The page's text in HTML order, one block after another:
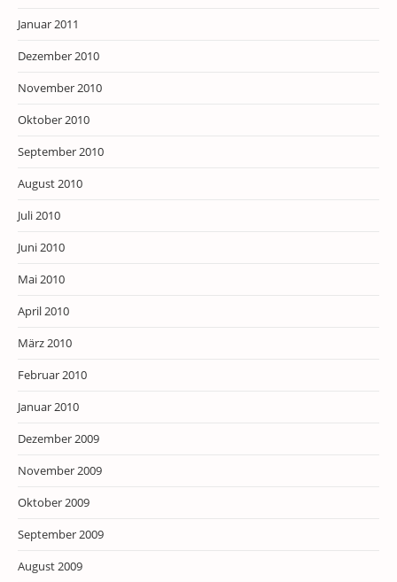
Januar 2011
Dezember 2010
November 2010
Oktober 2010
September 2010
August 2010
Juli 2010
Juni 2010
Mai 2010
April 2010
März 2010
Februar 2010
Januar 2010
Dezember 2009
November 2009
Oktober 2009
September 2009
August 2009